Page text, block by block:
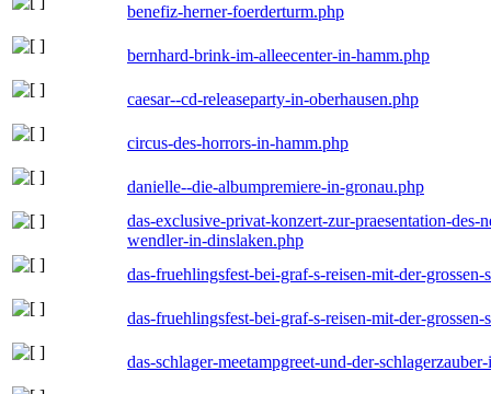
benefiz-herner-foerderturm.php
bernhard-brink-im-alleecenter-in-hamm.php
caesar--cd-releaseparty-in-oberhausen.php
circus-des-horrors-in-hamm.php
danielle--die-albumpremiere-in-gronau.php
das-exclusive-privat-konzert-zur-praesentation-
wendler-in-dinslaken.php
das-fruehlingsfest-bei-graf-s-reisen-mit-der-
das-fruehlingsfest-bei-graf-s-reisen-mit-der-
das-schlager-meetampgreet-und-der-